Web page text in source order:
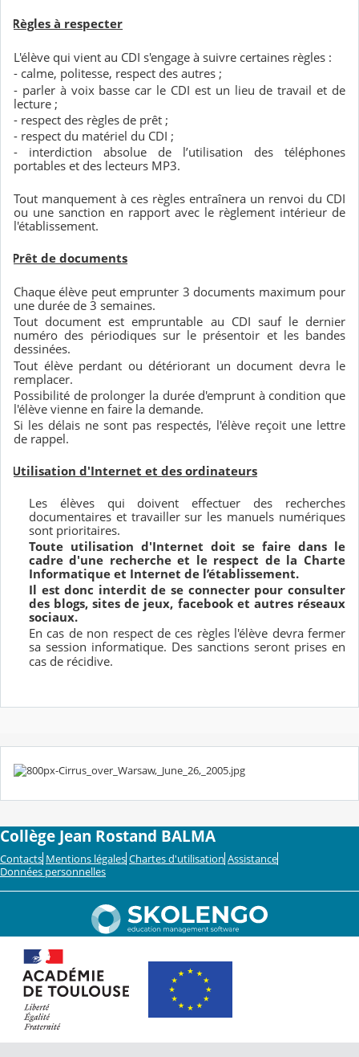
Règles à respecter
L'élève qui vient au CDI s'engage à suivre certaines règles :
- calme, politesse, respect des autres ;
- parler à voix basse car le CDI est un lieu de travail et de
lecture ;
- respect des règles de prêt ;
- respect du matériel du CDI ;
- interdiction absolue de l’utilisation des téléphones
portables et des lecteurs MP3.
Tout manquement à ces règles entraînera un renvoi du CDI
ou une sanction en rapport avec le règlement intérieur de
l'établissement.
Prêt de documents
Chaque élève peut emprunter 3 documents maximum pour
une durée de 3 semaines.
Tout document est empruntable au CDI sauf le dernier
numéro des périodiques sur le présentoir et les bandes
dessinées.
Tout élève perdant ou détériorant un document devra le
remplacer.
Possibilité de prolonger la durée d'emprunt à condition que
l'élève vienne en faire la demande.
Si les délais ne sont pas respectés, l'élève reçoit une lettre
de rappel.
Utilisation d'Internet et des ordinateurs
Les élèves qui doivent effectuer des recherches
documentaires et travailler sur les manuels numériques
sont prioritaires.
Toute utilisation d'Internet doit se faire dans le
cadre d'une recherche et le respect de la Charte
Informatique et Internet de l’établissement.
Il est donc interdit de se connecter pour consulter
des blogs, sites de jeux, facebook et autres réseaux
sociaux.
En cas de non respect de ces règles l'élève devra fermer
sa session informatique. Des sanctions seront prises en
cas de récidive.
Collège Jean Rostand BALMA
Contacts Mentions légales Chartes d'utilisation Assistance
Données personnelles